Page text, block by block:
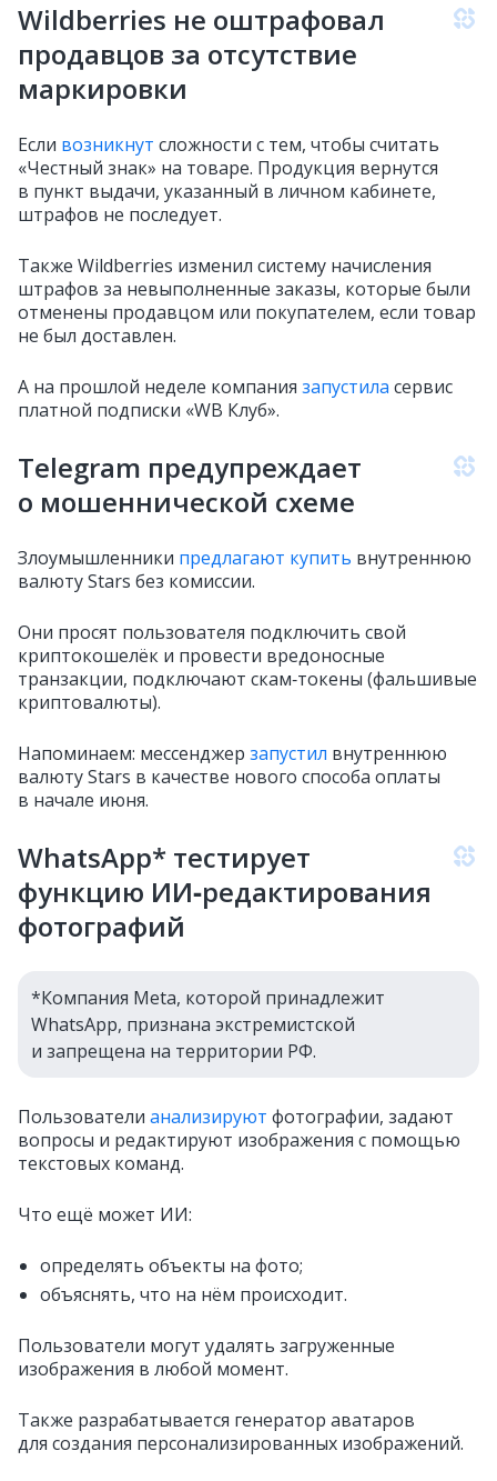
Wildberries не оштрафовал
продавцов за отсутствие
маркировки
Если возникнут сложности с тем, чтобы считать
«Честный знак» на товаре. Продукция вернутся
в пункт выдачи, указанный в личном кабинете,
штрафов не последует.
Также Wildberries изменил систему начисления
штрафов за невыполненные заказы, которые были
отменены продавцом или покупателем, если товар
не был доставлен.
А на прошлой неделе компания запустила сервис
платной подписки «WB Клуб».
Telegram предупреждает
о мошеннической схеме
Злоумышленники предлагают купить внутреннюю
валюту Stars без комиссии.
Они просят пользователя подключить свой
криптокошелёк и провести вредоносные
транзакции, подключают скам‑токены (фальшивые
криптовалюты).
Напоминаем: мессенджер запустил внутреннюю
валюту Stars в качестве нового способа оплаты
в начале июня.
WhatsApp* тестирует
функцию ИИ‑редактирования
фотографий
*Компания Meta, которой принадлежит
WhatsApp, признана экстремистской
и запрещена на территории РФ.
Пользователи анализируют фотографии, задают
вопросы и редактируют изображения с помощью
текстовых команд.
Что ещё может ИИ:
определять объекты на фото;
объяснять, что на нём происходит.
Пользователи могут удалять загруженные
изображения в любой момент.
Также разрабатывается генератор аватаров
для создания персонализированных изображений.